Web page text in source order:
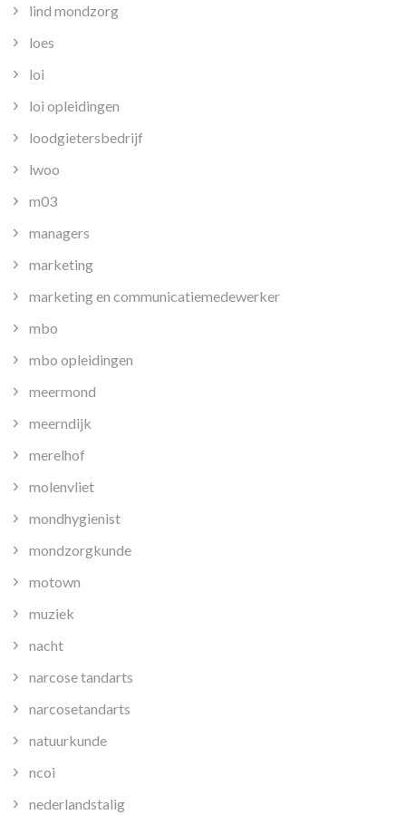
lind mondzorg
loes
loi
loi opleidingen
loodgietersbedrijf
lwoo
m03
managers
marketing
marketing en communicatiemedewerker
mbo
mbo opleidingen
meermond
meerndijk
merelhof
molenvliet
mondhygienist
mondzorgkunde
motown
muziek
nacht
narcose tandarts
narcosetandarts
natuurkunde
ncoi
nederlandstalig